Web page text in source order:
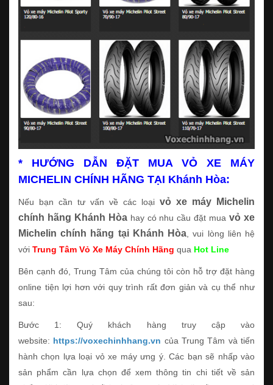
* HƯỚNG DẪN ĐẶT MUA VỎ XE MÁY
MICHELIN CHÍNH HÃNG TẠI Khánh Hòa:
Nếu bạn cần tư vấn về các loại vỏ xe máy Michelin
chính hãng Khánh Hòahay có nhu cầu đặt muavỏ xe
Michelin chính hãng tại Khánh Hòa, vui lòng liên hệ
với Trung Tâm Vỏ Xe Máy Chính Hãng qua Hot Line
Bên cạnh đó, Trung Tâm của chúng tôi còn hỗ trợ đặt hàng
online tiện lợi hơn với quy trình rất đơn giản và cụ thể như
sau:
Bước 1: Quý khách hàng truy cập vào
website: https://voxechinhhang.vn của Trung Tâm và tiến
hành chọn lựa loại vỏ xe máy ưng ý. Các bạn sẽ nhấp vào
sản phẩm cần lựa chọn để xem thông tin chi tiết về sản